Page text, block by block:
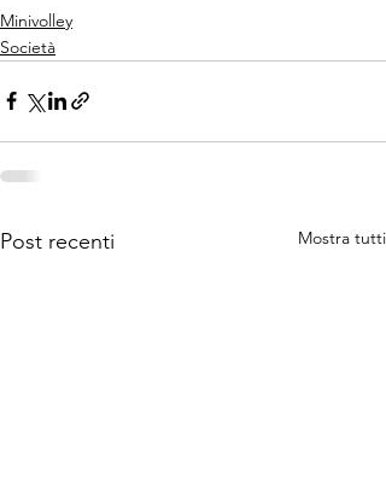
Minivolley
Società
Post recenti Mostra tutti